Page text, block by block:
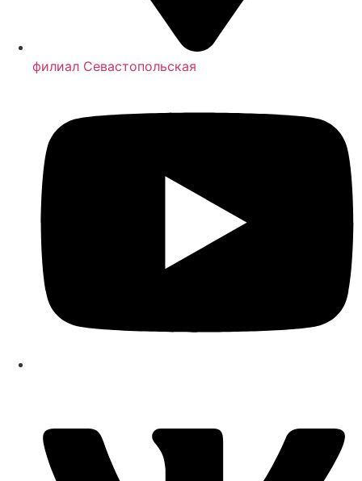
филиал Севастопольская